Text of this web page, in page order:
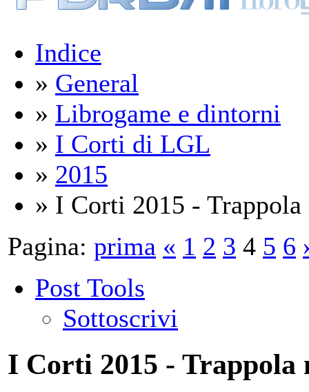
Indice
» General
» Librogame e dintorni
» I Corti di LGL
» 2015
» I Corti 2015 - Trappola
Pagina: prima « 1 2 3 4 5 6
Post Tools
Sottoscrivi
I Corti 2015 - Trappola